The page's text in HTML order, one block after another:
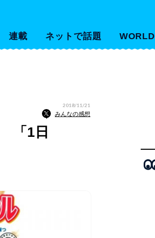
連載 ネットで話題 WORLD
2018/11/21
みんなの感想
「1日